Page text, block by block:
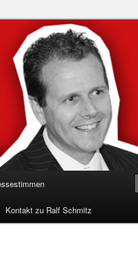
&
Ralf Schmitz. Erleben Sie Live-
Kontakt zu Ralf Schmitz